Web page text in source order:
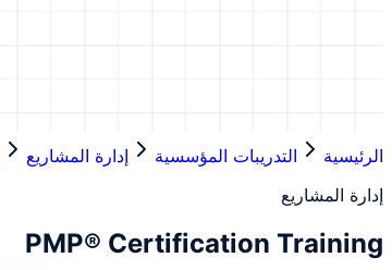
الرئيسية التدريبات المؤسسية إدارة المشاريع
إدارة المشاريع
PMP® Certification Training